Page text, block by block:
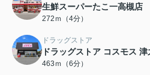
生鮮スーパーたこ一高槻店
272ｍ（4分）
ドラッグストア
ドラッグストア コスモス
463ｍ（6分）